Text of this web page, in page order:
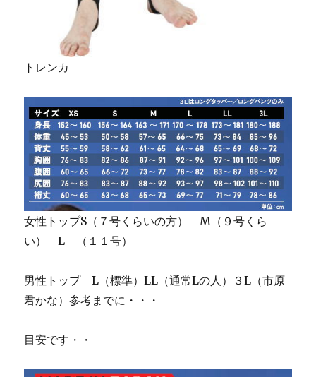
トレンカ
女性トップS（７号くらいの方） M（９号くら
い） L （１１号）
男性トップ L（標準）LL（通常Lの人）３L（市原
君かな）参考までに・・・
目安です・・